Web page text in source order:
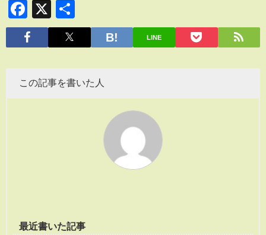
Facebook
X
有
LINE
この記事を書いた人
最近書いた記事